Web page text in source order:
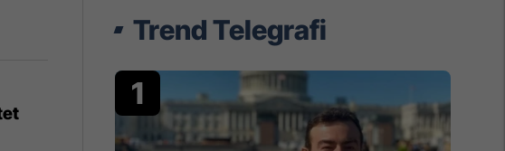
Trend Telegrafi